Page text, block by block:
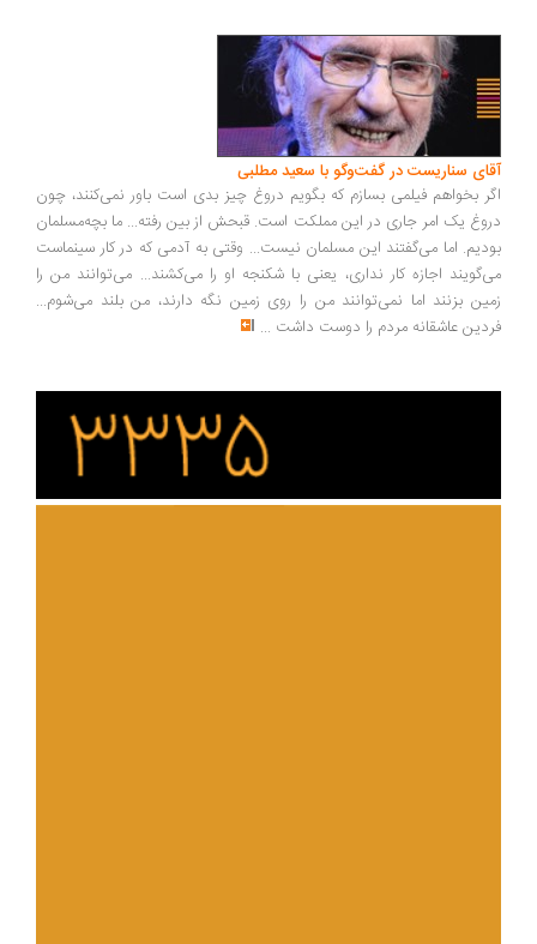
سناریست در گفت‌وگو با سعید مطلبی
بخواهم فیلمی بسازم که بگویم دروغ چیز بدی است باور نمی‌کنند، چون
یک امر جاری در این مملکت است. قبحش از بین رفته... ما بچه‌مسلمان
اما می‌گفتند این مسلمان نیست... وقتی به آدمی که در کار سینماست
اجازه کار نداری، یعنی با شکنجه او را می‌کشند... می‌توانند من را
بزنند اما نمی‌توانند من را روی زمین نگه دارند، من بلند می‌شوم...
عاشقانه مردم را دوست داشت ...